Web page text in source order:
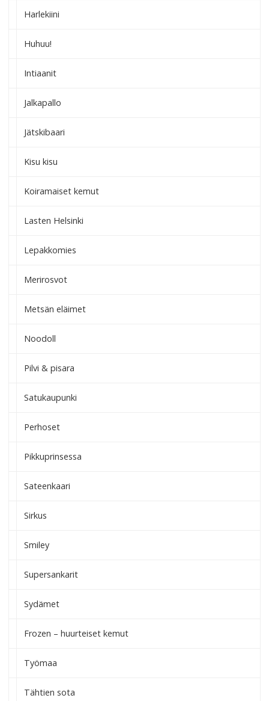
Harlekiini
Huhuu!
Intiaanit
Jalkapallo
Jätskibaari
Kisu kisu
Koiramaiset kemut
Lasten Helsinki
Lepakkomies
Merirosvot
Metsän eläimet
Noodoll
Pilvi & pisara
Satukaupunki
Perhoset
Pikkuprinsessa
Sateenkaari
Sirkus
Smiley
Supersankarit
Sydämet
Frozen – huurteiset kemut
Työmaa
Tähtien sota